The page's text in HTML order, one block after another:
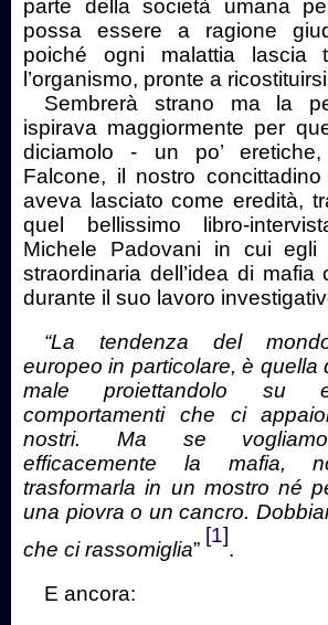
parte della società umana
possa essere a ragione
poiché ogni malattia lascia
l’organismo, pronte a
Sembrerà strano ma la
ispirava maggiormente per
diciamolo - un po’
Falcone, il nostro
aveva lasciato come eredità,
quel bellissimo libro-
Michele Padovani in cui
straordinaria dell’idea di
durante il suo lavoro
“La tendenza del
europeo in particolare, è quella
male proiettandolo
comportamenti che ci
nostri. Ma se vogliamo
efficacemente la mafia,
trasformarla in un mostro né
una piovra o un cancro.
che ci rassomiglia”
[1]
.
E ancora: